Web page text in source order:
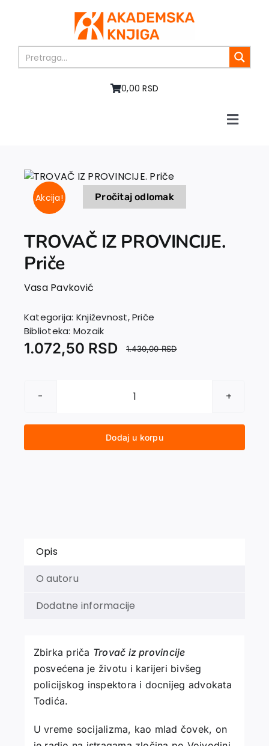
0,00 RSD
Toggle
Knjige
U pripremi
Autori
Vesti
EU PROJEKTI
Kontakt
Akcija! Pročitaj odlomak
TROVAČ IZ PROVINCIJE.
Priče
Vasa Pavković
Kategorija: Književnost,Priče
Biblioteka: Mozaik
1.430,00RSD
1.072,50 RSD
TROVAČ
PROVINCIJE.
Priče
Dodaj u korpu
Opis
O autoru
Dodatne informacije
Zbirka priča Trovač iz provincije
posvećena je životu i karijeri bivšeg
policijskog inspektora i docnijeg advokata
Todića.
U vreme socijalizma, kao mlad čovek, on